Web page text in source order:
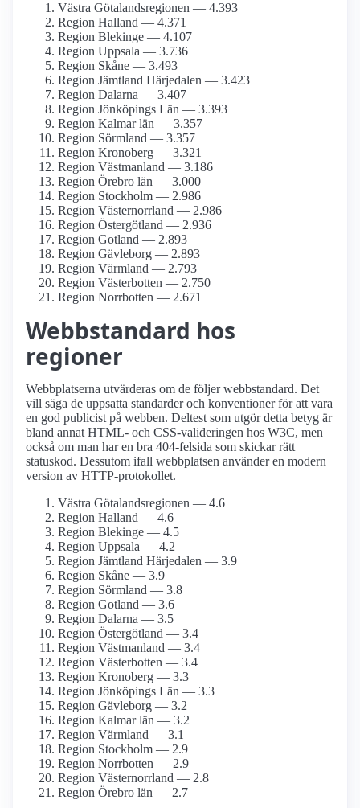
Västra Götalandsregionen — 4.393
Region Halland — 4.371
Region Blekinge — 4.107
Region Uppsala — 3.736
Region Skåne — 3.493
Region Jämtland Härjedalen — 3.423
Region Dalarna — 3.407
Region Jönköpings Län — 3.393
Region Kalmar län — 3.357
Region Sörmland — 3.357
Region Kronoberg — 3.321
Region Västmanland — 3.186
Region Örebro län — 3.000
Region Stockholm — 2.986
Region Västernorrland — 2.986
Region Östergötland — 2.936
Region Gotland — 2.893
Region Gävleborg — 2.893
Region Värmland — 2.793
Region Västerbotten — 2.750
Region Norrbotten — 2.671
Webbstandard hos
regioner
Webbplatserna utvärderas om de följer webbstandard. Det
vill säga de uppsatta standarder och konventioner för att vara
en god publicist på webben. Deltest som utgör detta betyg är
bland annat HTML- och CSS-valideringen hos W3C, men
också om man har en bra 404-felsida som skickar rätt
statuskod. Dessutom ifall webbplatsen använder en modern
version av HTTP-protokollet.
Västra Götalandsregionen — 4.6
Region Halland — 4.6
Region Blekinge — 4.5
Region Uppsala — 4.2
Region Jämtland Härjedalen — 3.9
Region Skåne — 3.9
Region Sörmland — 3.8
Region Gotland — 3.6
Region Dalarna — 3.5
Region Östergötland — 3.4
Region Västmanland — 3.4
Region Västerbotten — 3.4
Region Kronoberg — 3.3
Region Jönköpings Län — 3.3
Region Gävleborg — 3.2
Region Kalmar län — 3.2
Region Värmland — 3.1
Region Stockholm — 2.9
Region Norrbotten — 2.9
Region Västernorrland — 2.8
Region Örebro län — 2.7